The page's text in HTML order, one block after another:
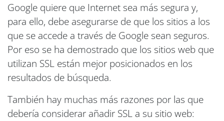
Google quiere que Internet sea más segura y,
para ello, debe asegurarse de que los sitios a los
que se accede a través de Google sean seguros.
Por eso se ha demostrado que los sitios web que
utilizan SSL están mejor posicionados en los
resultados de búsqueda.
También hay muchas más razones por las que
debería considerar añadir SSL a su sitio web: